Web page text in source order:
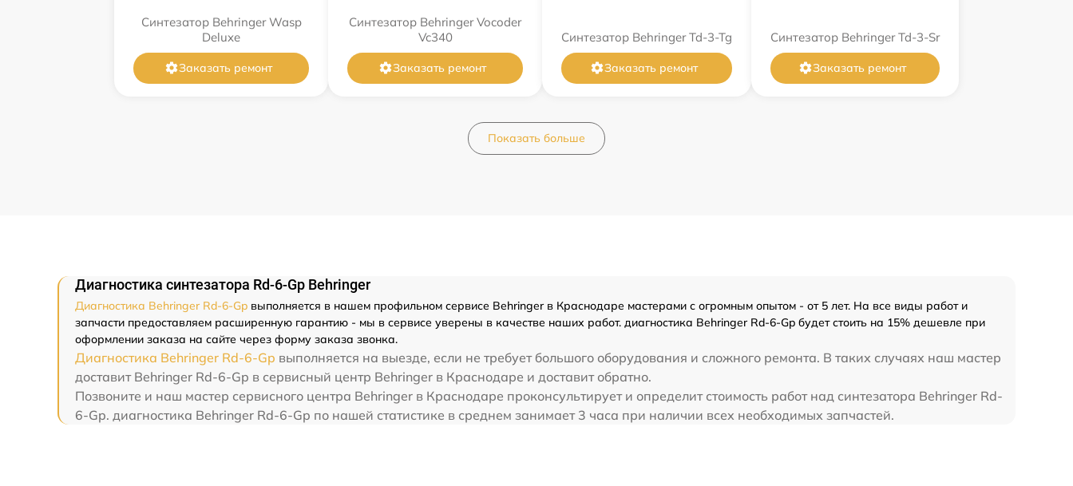
Синтезатор Behringer Wasp
Deluxe
Заказать ремонт
Синтезатор Behringer Vocoder
Vc340
Заказать ремонт
Синтезатор Behringer Td-3-Tg
Заказать ремонт
Синтезатор Behringer Td-3-Sr
Заказать ремонт
Показать больше
Диагностика синтезатора Rd-6-Gp Behringer
Диагностика Behringer Rd-6-Gp выполняется в нашем профильном сервисе Behringer в Краснодаре мастерами с огромным опытом - от 5 лет. На все виды работ и
запчасти предоставляем расширенную гарантию - мы в сервисе уверены в качестве наших работ. диагностика Behringer Rd-6-Gp будет стоить на 15% дешевле при
оформлении заказа на сайте через форму заказа звонка.
Диагностика Behringer Rd-6-Gp выполняется на выезде, если не требует большого оборудования и сложного ремонта. В таких случаях наш мастер
доставит Behringer Rd-6-Gp в сервисный центр Behringer в Краснодаре и доставит обратно.
Позвоните и наш мастер сервисного центра Behringer в Краснодаре проконсультирует и определит стоимость работ над синтезатора Behringer Rd-
6-Gp. диагностика Behringer Rd-6-Gp по нашей статистике в среднем занимает 3 часа при наличии всех необходимых запчастей.